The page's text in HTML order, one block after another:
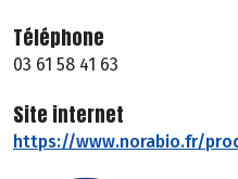
Téléphone
03 61 58 41 63
Site internet
https://www.norabio.fr/